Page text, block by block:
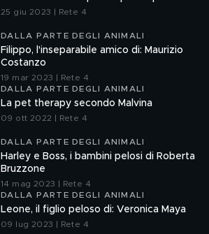
25 giu 2023 | Rete 4
DALLA PARTE DEGLI ANIMALI
Filippo, l'inseparabile amico di: Maurizio
Costanzo
19 mar 2023 | Rete 4
DALLA PARTE DEGLI ANIMALI
La pet therapy secondo Malvina
09 ott 2022 | Rete 4
DALLA PARTE DEGLI ANIMALI
Harley e Boss, i bambini pelosi di Roberta
Bruzzone
14 mag 2023 | Rete 4
DALLA PARTE DEGLI ANIMALI
Leone, il figlio peloso di: Veronica Maya
09 lug 2023 | Rete 4